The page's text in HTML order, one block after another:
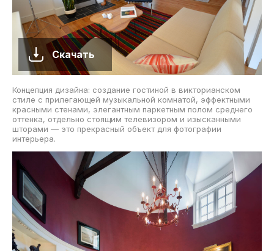
Скачать
Концепция дизайна: создание гостиной в викторианском
стиле с прилегающей музыкальной комнатой, эффектными
красными стенами, элегантным паркетным полом среднего
оттенка, отдельно стоящим телевизором и изысканными
шторами — это прекрасный объект для фотографии
интерьера.